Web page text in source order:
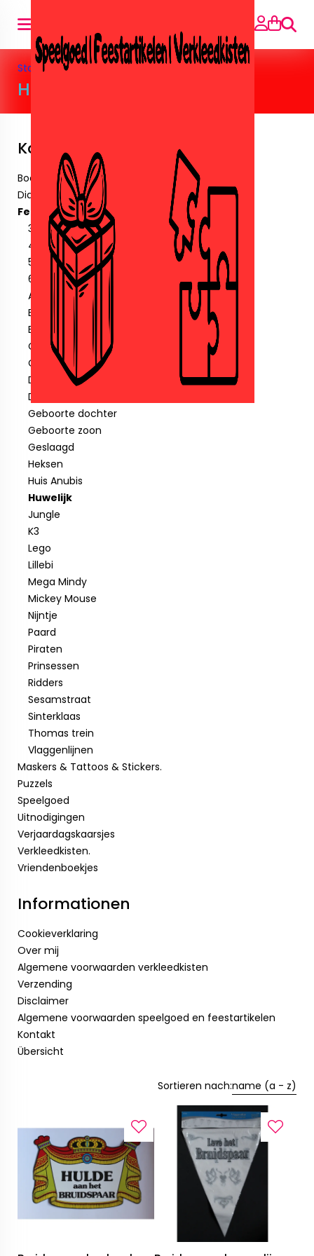
Suche
Startseite» Feestartikelen »Huwelijk
Huwelijk
Kategorien
Boeken
Diamant paintingen.
Feestartikelen
30 Jaar
40 jaar
50 jaar
60 jaar
Amika
Ballonnen
Blauwe piraat
Cars
Clown
Diverse feestartikelen
Donald Duck
Geboorte dochter
Geboorte zoon
Geslaagd
Heksen
Huis Anubis
Huwelijk
Jungle
K3
Lego
Lillebi
Mega Mindy
Mickey Mouse
Nijntje
Paard
Piraten
Prinsessen
Ridders
Sesamstraat
Sinterklaas
Thomas trein
Vlaggenlijnen
Maskers & Tattoos & Stickers.
Puzzels
Speelgoed
Uitnodigingen
Verjaardagskaarsjes
Verkleedkisten.
Vriendenboekjes
Informationen
Cookieverklaring
Over mij
Algemene voorwaarden verkleedkisten
Verzending
Disclaimer
Algemene voorwaarden speelgoed en feestartikelen
Kontakt
Übersicht
Sortieren nach:name (a - z)